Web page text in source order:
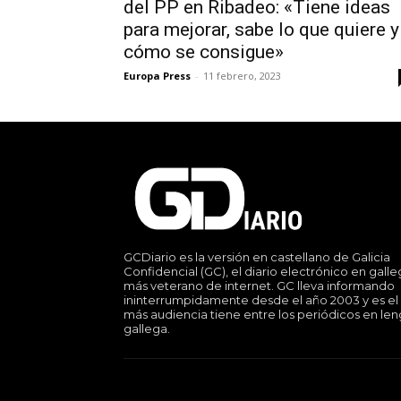
del PP en Ribadeo: «Tiene ideas
para mejorar, sabe lo que quiere y
cómo se consigue»
Europa Press - 11 febrero, 2023
GCDiario es la versión en castellano de Galicia
Confidencial (GC), el diario electrónico en
más veterano de internet. GC lleva informando
ininterrumpidamente desde el año 2003 y es
más audiencia tiene entre los periódicos en
gallega.